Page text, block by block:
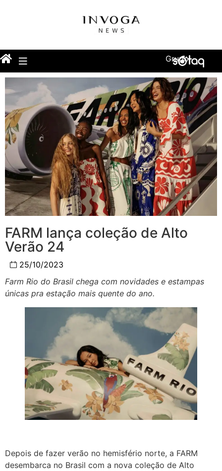
Grupo
FARM lança coleção de Alto
Verão 24
25/10/2023
Farm Rio do Brasil chega com novidades e estampas
únicas pra estação mais quente do ano.
Depois de fazer verão no hemisfério norte, a FARM
desembarca no Brasil com a nova coleção de Alto